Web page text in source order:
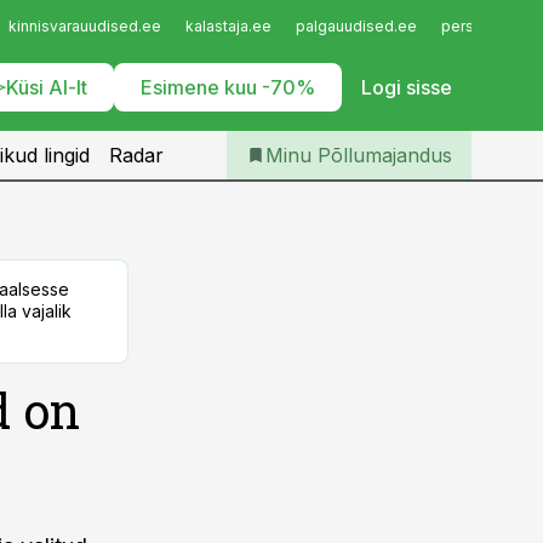
kinnisvarauudised.ee kalastaja.ee palgauudised.ee
Küsi AI-lt Esimene kuu -70% Logi sisse
Iseteenindus
Telli Põllumajandus
lingid Radar Minu Põllumajandus
vajalik
on